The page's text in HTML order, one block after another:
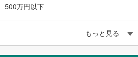
500万円以下
もっと見る